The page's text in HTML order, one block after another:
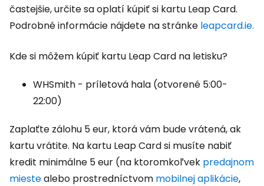
častejšie, určite sa oplatí kúpiť si kartu Leap Card.
Podrobné informácie nájdete na stránke leapcard.ie.
Kde si môžem kúpiť kartu Leap Card na letisku?
WHSmith - príletová hala (otvorené 5:00-
22:00)
Zaplaťte zálohu 5 eur, ktorá vám bude vrátená, ak
kartu vrátite. Na kartu Leap Card si musíte nabiť
kredit minimálne 5 eur (na ktoromkoľvek predajnom
miestealebo prostredníctvom mobilnej aplikácie,